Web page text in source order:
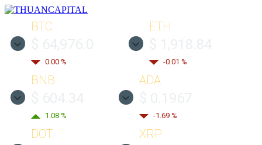
BTC
0.00 %
ETH
-0.01 %
BNB
1.08 %
ADA
-1.69 %
DOT XRP